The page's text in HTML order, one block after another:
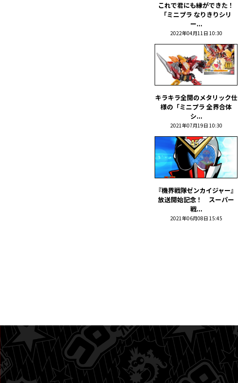
これで君にも縁ができた！
「ミニプラ なりきりシリ
ー...
2022年04月11日 10:30
キラキラ全開のメタリック仕
様の「ミニプラ 全界合体
シ...
2021年07月19日 10:30
『機界戦隊ゼンカイジャー』
放送開始記念！ スーパー
戦...
2021年06月08日 15:45